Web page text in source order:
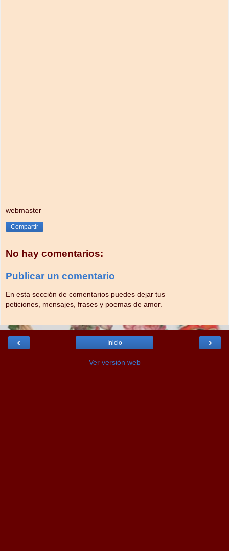
webmaster
Compartir
No hay comentarios:
Publicar un comentario
En esta sección de comentarios puedes dejar tus
peticiones, mensajes, frases y poemas de amor.
‹ ›
Inicio
Ver versión web